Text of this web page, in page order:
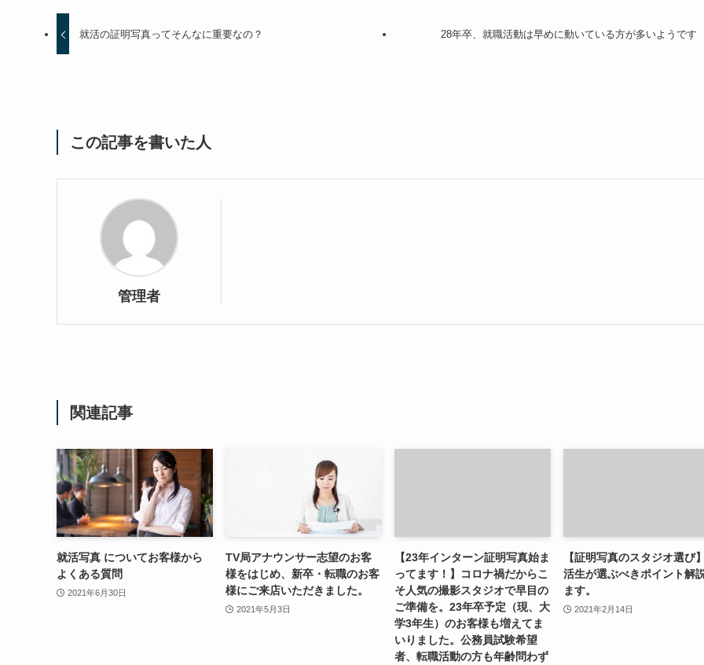
就活の証明写真ってそんなに重要なの？ 28年卒、就職活動は早めに動いている方が多いようです
この記事を書いた人
管理者
関連記事
就活写真 についてお客様から
よくある質問
2021年6月30日
TV局アナウンサー志望のお客
様をはじめ、新卒・転職のお客
様にご来店いただきました。
2021年5月3日
【23年インターン証明写真始ま
ってます！】コロナ禍だからこ
そ人気の撮影スタジオで早目の
ご準備を。23年卒予定（現、大
学3年生）のお客様も増えてま
いりました。公務員試験希望
者、転職活動の方も年齢問わず
【証明写真のスタジオ選び
活生が選ぶべきポイント解
ます。
2021年2月14日